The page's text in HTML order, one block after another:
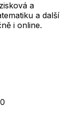
a
a další
i online.